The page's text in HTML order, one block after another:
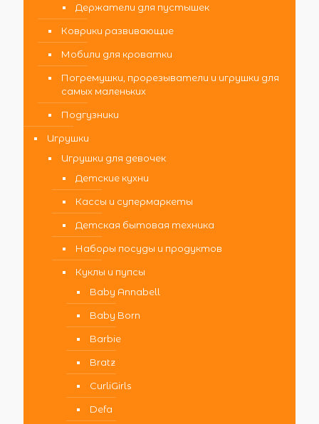
Держатели для пустышек
Коврики развивающие
Мобили для кроватки
Погремушки, прорезыватели и игрушки для
самых маленьких
Подгузники
Игрушки
Игрушки для девочек
Детские кухни
Кассы и супермаркеты
Детская бытовая техника
Наборы посуды и продуктов
Куклы и пупсы
Baby Annabell
Baby Born
Barbie
Bratz
CurliGirls
Defa